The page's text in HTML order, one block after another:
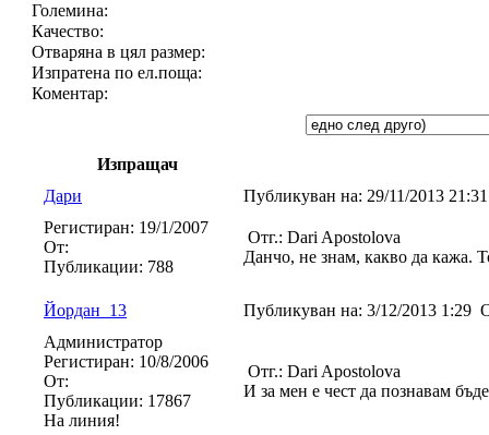
Големина:
Качество:
Отваряна в цял размер:
Изпратена по ел.поща:
Коментар:
Изпращач
Дари
Публикуван на: 29/11/2013
Регистиран: 19/1/2007
От:
Публикации: 788
Отг.: Dari Apostolova
Данчо, не знам, какво да кажа.
Йордан_13 Публикуван на: 3/12/2013 1:29
Администратор
Регистиран: 10/8/2006
От:
Публикации: 17867
На линия!
Отг.: Dari Apostolova
И за мен е чест да познавам